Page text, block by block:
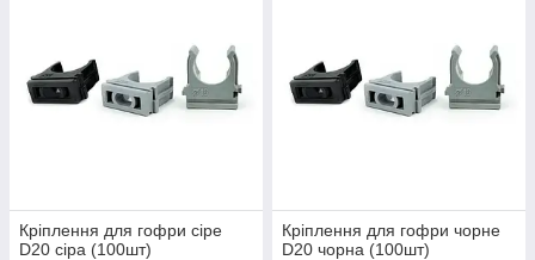
Кріплення для гофри сіре
D20 сіра (100шт)
Кріплення для гофри чорне
D20 чорна (100шт)